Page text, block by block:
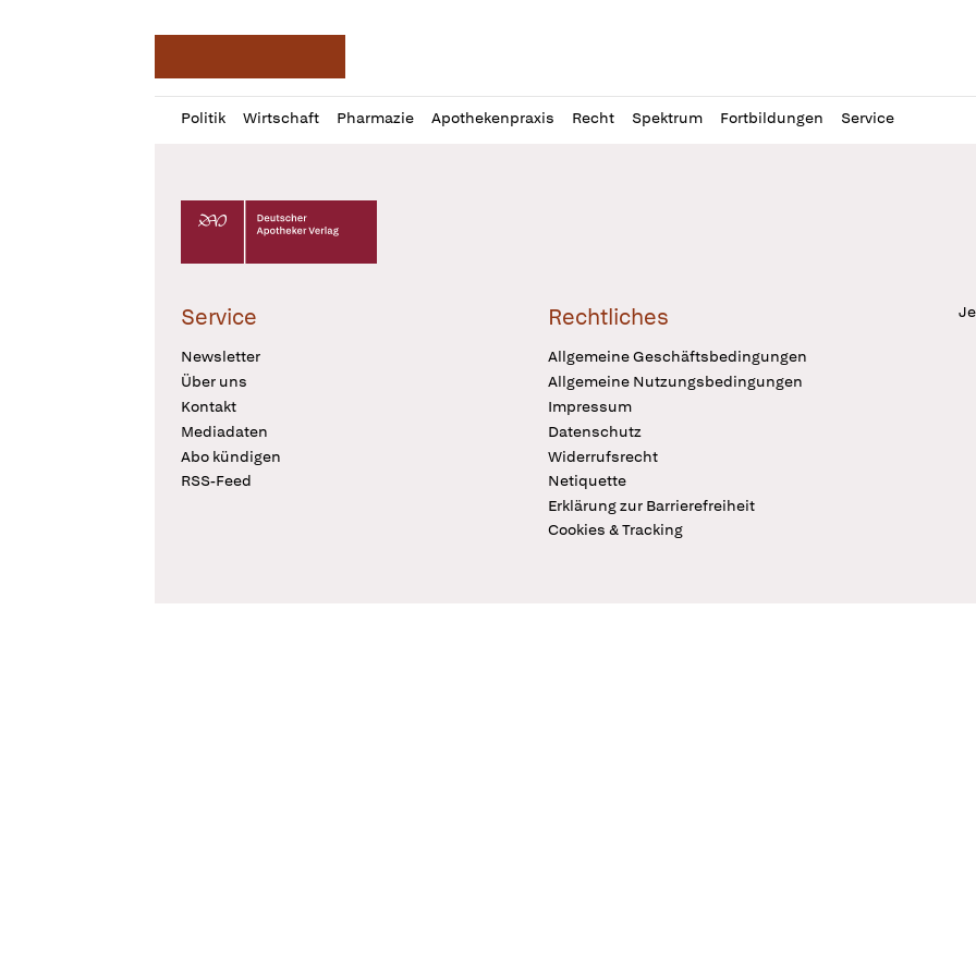
Politik Wirtschaft Pharmazie Apothekenpraxis Recht Spektrum Fortbildungen Service
Profil
öffnen
Daz
Pur
Deutscher Apotheker Verlag Logo
Service
Newsletter
Über uns
Kontakt
Mediadaten
Abo kündigen
RSS-Feed
Rechtliches
Allgemeine Geschäftsbedingungen
Allgemeine Nutzungsbedingungen
Impressum
Datenschutz
Widerrufsrecht
Netiquette
Erklärung zur Barrierefreiheit
Cookies & Tracking